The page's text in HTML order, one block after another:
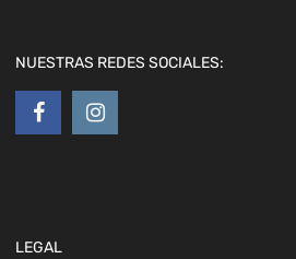
NUESTRAS REDES SOCIALES:
LEGAL